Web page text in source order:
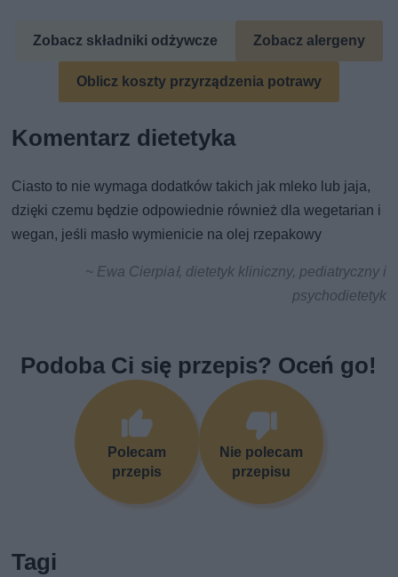
Zobacz składniki odżywcze Zobacz alergeny
Oblicz koszty przyrządzenia potrawy
Komentarz dietetyka
Ciasto to nie wymaga dodatków takich jak mleko lub jaja,
dzięki czemu będzie odpowiednie również dla wegetarian i
wegan, jeśli masło wymienicie na olej rzepakowy
~ Ewa Cierpiał, dietetyk kliniczny, pediatryczny i
psychodietetyk
Podoba Ci się przepis? Oceń go!
Polecam
przepis
Nie polecam
przepisu
Tagi